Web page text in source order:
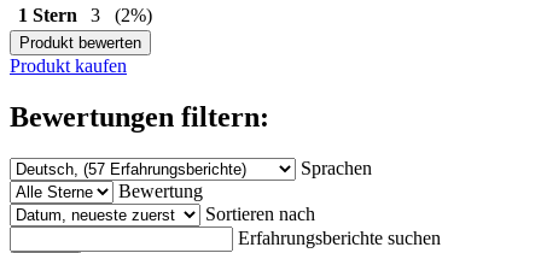
1 Stern
3 (2%)
Produkt bewerten
Produkt kaufen
Bewertungen filtern:
Sprachen
Bewertung
Sortieren nach
Erfahrungsberichte suchen